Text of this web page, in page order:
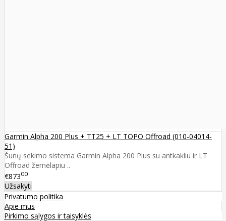
Garmin Alpha 200 Plus + TT25 + LT TOPO Offroad (010-04014-
51)
Šunų sekimo sistema Garmin Alpha 200 Plus su antkakliu ir LT
Offroad žemėlapiu ..
€87300
Užsakyti
Privatumo politika
Apie mus
Pirkimo sąlygos ir taisyklės